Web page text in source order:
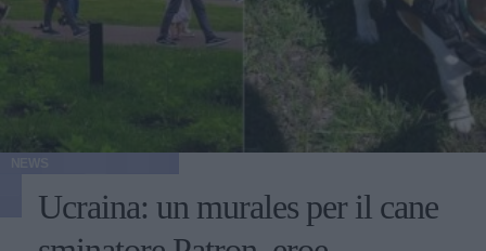
Ucraina: un murales per il cane